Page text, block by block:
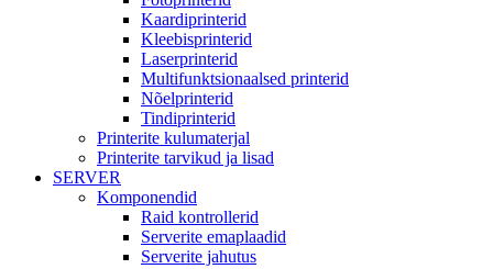
Kaardiprinterid
Kleebisprinterid
Laserprinterid
Multifunktsionaalsed printerid
Nõelprinterid
Tindiprinterid
Printerite kulumaterjal
Printerite tarvikud ja lisad
SERVER
Komponendid
Raid kontrollerid
Serverite emaplaadid
Serverite jahutus